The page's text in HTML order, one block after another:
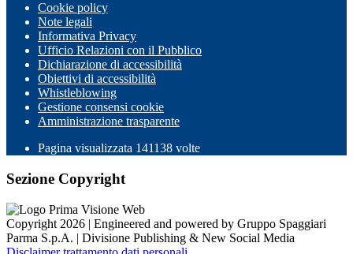
Cookie policy
Note legali
Informativa Privacy
Ufficio Relazioni con il Pubblico
Dichiarazione di accessibilità
Obiettivi di accessibilità
Whistleblowing
Gestione consensi cookie
Amministrazione trasparente
Pagina visualizzata 141138 volte
Sezione Copyright
Copyright 2026 | Engineered and powered by Gruppo Spaggiari
Parma S.p.A. | Divisione Publishing & New Social Media